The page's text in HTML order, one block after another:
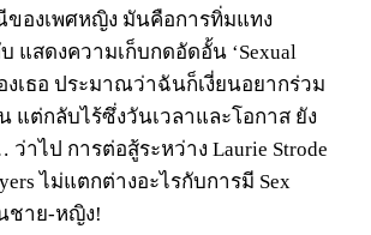
องเพศหญิง มันคือการทิ่มแทง
แสดงความเก็บกดอัดอั้น ‘Sexual
องเธอ ประมาณว่าฉันก็เงี่ยนอยากร่วม
แต่กลับไร้ซึ่งวันเวลาและโอกาส ยัง
าไป การต่อสู้ระหว่าง Laurie Strode
ไม่แตกต่างอะไรกับการมี Sex
ชาย-หญิง!